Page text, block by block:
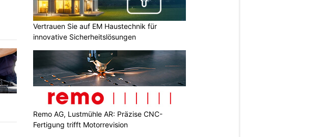
Vertrauen Sie auf EM Haustechnik für
innovative Sicherheitslösungen
Remo AG, Lustmühle AR: Präzise CNC-
Fertigung trifft Motorrevision